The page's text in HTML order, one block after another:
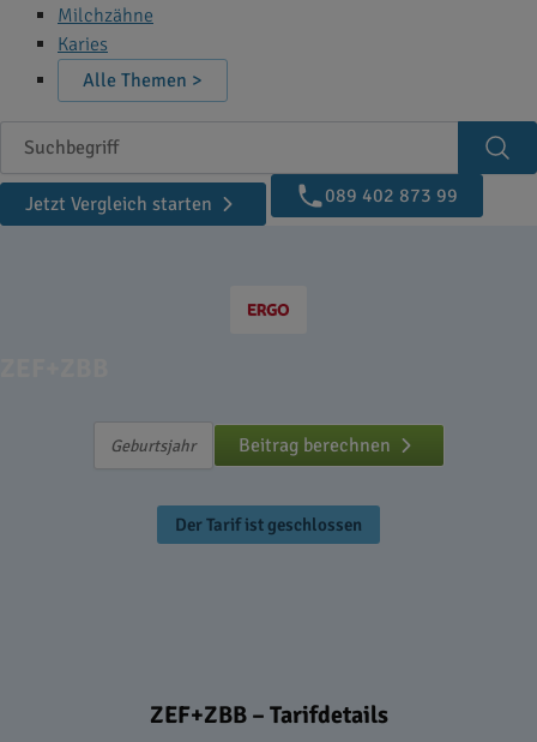
Milchzähne
Karies
Alle Themen >
Suchbegriff
Jetzt Vergleich starten
089 402 873 99
Beitrag berechnen
Der Tarif ist geschlossen
ZEF+ZBB – Tarifdetails